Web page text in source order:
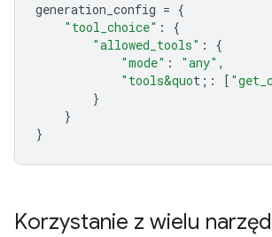
generation_config = {
"tool_choice" :
{
"allowed_tools" :
{
"mode" : "any" ,
"tools&quot; : [
}
}
}
Korzystanie z wielu